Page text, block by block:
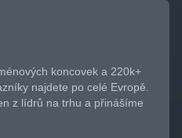
koncovek a 220k+
najdete po celé Evropě.
z lídrů na trhu a přinášíme